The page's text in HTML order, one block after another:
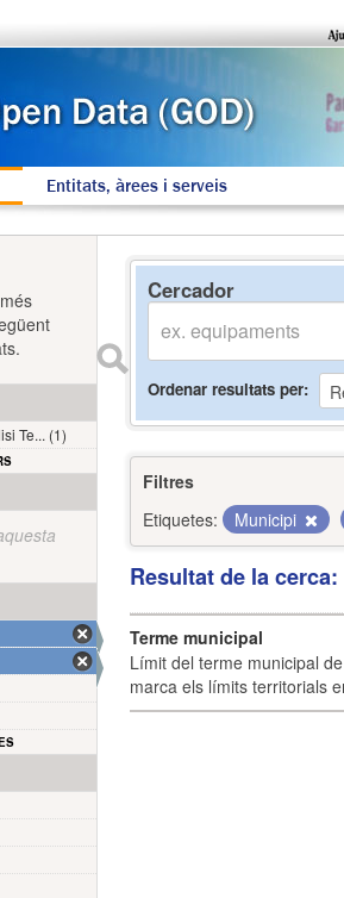
Entitats, àrees i serveis
Cercador
Ordenar resultats per
Filtres
Etiquetes:
Municipi
Resultat de la
Terme municipal
Límit del terme municipal
marca els límits territorials
Te... (1)